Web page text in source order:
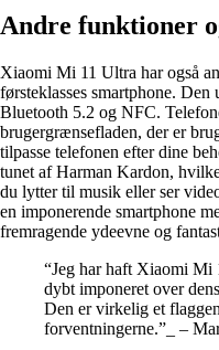
Andre funktioner
Xiaomi Mi 11 Ultra har også
førsteklasses smartphone.
Bluetooth 5.2 og NFC.
brugergrænsefladen, der er
tilpasse telefonen efter dine
tunet af Harman Kardon,
du lytter til musik eller ser
en imponerende smartphone
fremragende ydeevne og
“Jeg har haft Xiaomi Mi
dybt imponeret over
Den er virkelig et
forventningerne.”_ –